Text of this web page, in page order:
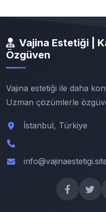
Vajina Estetiği |
Özgüven
Vajina estetiği ile daha
Uzman çözümlerle
İstanbul, Türkiye